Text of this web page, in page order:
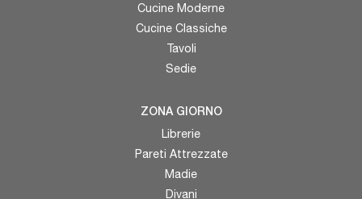
Cucine Moderne
Cucine Classiche
Tavoli
Sedie
ZONA GIORNO
Librerie
Pareti Attrezzate
Madie
Divani